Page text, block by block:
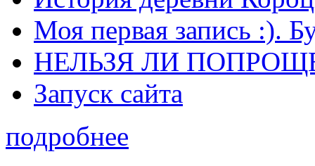
Моя первая запись :).
НЕЛЬЗЯ ЛИ
Запуск сайта
подробнее